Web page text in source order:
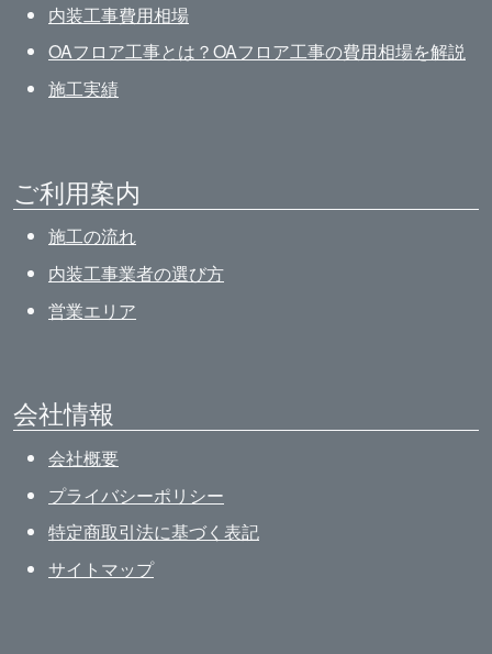
内装工事費用相場
OAフロア工事とは？OAフロア工事の費用相場を解説
施工実績
ご利用案内
施工の流れ
内装工事業者の選び方
営業エリア
会社情報
会社概要
プライバシーポリシー
特定商取引法に基づく表記
サイトマップ